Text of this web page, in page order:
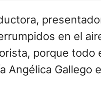
en el
porque
Angélica Gallego